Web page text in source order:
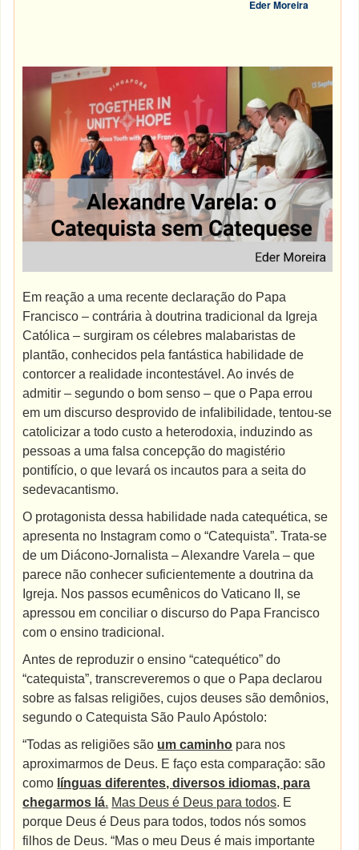
Eder Moreira
Em reação a uma recente declaração do Papa
Francisco – contrária à doutrina tradicional da Igreja
Católica – surgiram os célebres malabaristas de
plantão, conhecidos pela fantástica habilidade de
contorcer a realidade incontestável. Ao invés de
admitir – segundo o bom senso – que o Papa errou
em um discurso desprovido de infalibilidade, tentou-se
catolicizar a todo custo a heterodoxia, induzindo as
pessoas a uma falsa concepção do magistério
pontifício, o que levará os incautos para a seita do
sedevacantismo.
O protagonista dessa habilidade nada catequética, se
apresenta no Instagram como o “Catequista”. Trata-se
de um Diácono-Jornalista – Alexandre Varela – que
parece não conhecer suficientemente a doutrina da
Igreja. Nos passos ecumênicos do Vaticano II, se
apressou em conciliar o discurso do Papa Francisco
com o ensino tradicional.
Antes de reproduzir o ensino “catequético” do
“catequista”, transcreveremos o que o Papa declarou
sobre as falsas religiões, cujos deuses são demônios,
segundo o Catequista São Paulo Apóstolo:
“Todas as religiões são um caminho para nos
aproximarmos de Deus. E faço esta comparação: são
como línguas diferentes, diversos idiomas, para
chegarmos lá. Mas Deus é Deus para todos. E
porque Deus é Deus para todos, todos nós somos
filhos de Deus. “Mas o meu Deus é mais importante